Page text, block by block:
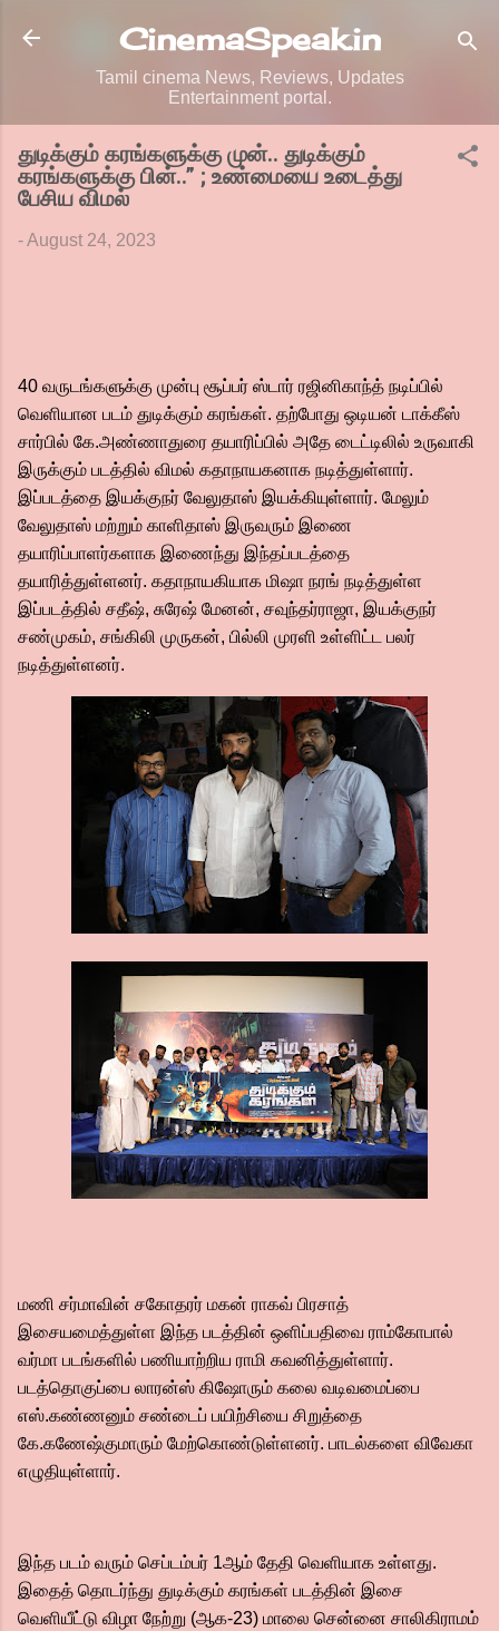
Skip to main content
CinemaSpeak.in
Tamil cinema News, Reviews, Updates
Entertainment portal.
துடிக்கும் கரங்களுக்கு முன்.. துடிக்கும்
கரங்களுக்கு பின்..” ; உண்மையை உடைத்து
பேசிய விமல்
-August 24, 2023
40 வருடங்களுக்கு முன்பு சூப்பர் ஸ்டார் ரஜினிகாந்த் நடிப்பில்
வெளியான படம் துடிக்கும் கரங்கள். தற்போது ஒடியன் டாக்கீஸ்
சார்பில் கே.அண்ணாதுரை தயாரிப்பில் அதே டைட்டிலில் உருவாகி
இருக்கும் படத்தில் விமல் கதாநாயகனாக நடித்துள்ளார்.
இப்படத்தை இயக்குநர் வேலுதாஸ் இயக்கியுள்ளார். மேலும்
வேலுதாஸ் மற்றும் காளிதாஸ் இருவரும் இணை
தயாரிப்பாளர்களாக இணைந்து இந்தப்படத்தை
தயாரித்துள்ளனர். கதாநாயகியாக மிஷா நரங் நடித்துள்ள
இப்படத்தில் சதீஷ், சுரேஷ் மேனன், சவுந்தர்ராஜா, இயக்குநர்
சண்முகம், சங்கிலி முருகன், பில்லி முரளி உள்ளிட்ட பலர்
நடித்துள்ளனர்.
மணி சர்மாவின் சகோதரர் மகன் ராகவ் பிரசாத்
இசையமைத்துள்ள இந்த படத்தின் ஒளிப்பதிவை ராம்கோபால்
வர்மா படங்களில் பணியாற்றிய ராமி கவனித்துள்ளார்.
படத்தொகுப்பை லாரன்ஸ் கிஷோரும் கலை வடிவமைப்பை
எஸ்.கண்ணனும் சண்டைப் பயிற்சியை சிறுத்தை
கே.கணேஷ்குமாரும் மேற்கொண்டுள்ளனர். பாடல்களை விவேகா
எழுதியுள்ளார்.
இந்த படம் வரும் செப்டம்பர் 1ஆம் தேதி வெளியாக உள்ளது.
இதைத் தொடர்ந்து துடிக்கும் கரங்கள் படத்தின் இசை
வெளியீட்டு விழா நேற்று (ஆக-23) மாலை சென்னை சாலிகிராமம்